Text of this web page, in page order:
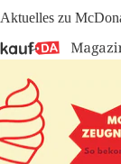
Aktuelles zu